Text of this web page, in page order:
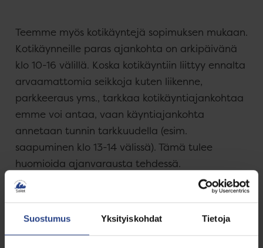
Suostumus Yksityiskohdat Tietoja
Teemme myös kotikäyntejä sopimuksen mukaan.
Kotikäynneille paras ajankohta on arkipäivänä
klo 10-16 välillä. Koska kotikäyntiin liittyy ennalta
arvaamattomia seikkoja kuten liikenne,
parkkeeraus yms., tarkkaa kotikäyntiajankohtaa
emme voi antaa, vaan käyntiajankohta
annetaan tunnin tarkkuudella (esim.
saapuminen klo 13-14 välissä). Tämä tulee
huomioida ajanvarausta tehdessä.
Kotikäynnin hinta muodostuu normaalikäyntiä
korkeammaksi ja kotikäynnillä tehtävät
toimenpiteet ovat rajoitettuja. Kotikäynnillä
voimme tehdä mm. yleistutkimuksen ja ottaa